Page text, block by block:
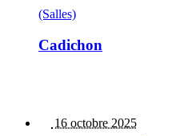
(Salles)
Cadichon
16 octobre 2025